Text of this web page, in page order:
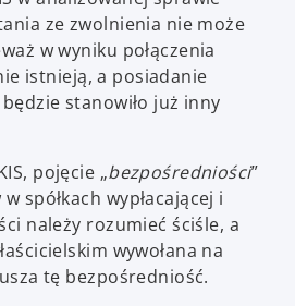
ze zwolnienia nie może
w wyniku połączenia
istnieją, a posiadanie
będzie stanowiło już inny
pojęcie „bezpośredniości”
spółkach wypłacającej i
należy rozumieć ściśle, a
wywołana na
tę bezpośredniość.